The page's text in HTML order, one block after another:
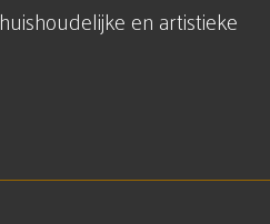
en artistieke